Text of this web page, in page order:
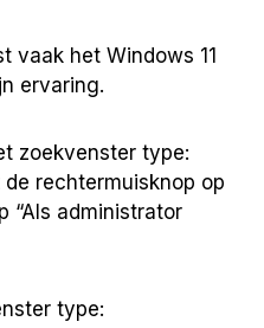
vaak het Windows 11
ervaring.
zoekvenster type:
rechtermuisknop op
“Als administrator
type: